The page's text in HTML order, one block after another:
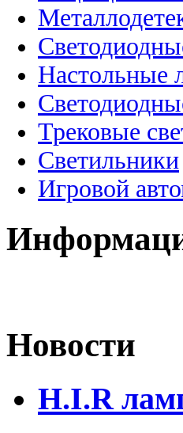
Настольные
Трековые
Светильники
Игровой
Новости
H.I.R